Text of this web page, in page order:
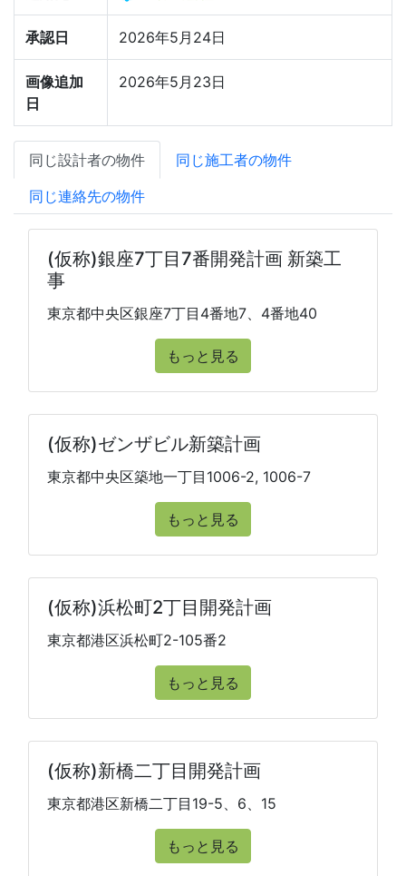
承認日 2026年5月24日
画像追加
日
2026年5月23日
同じ設計者の物件
同じ施工者の物件
同じ連絡先の物件
(仮称)銀座7丁目7番開発計画 新築工
事
東京都中央区銀座7丁目4番地7、4番地40
もっと見る
(仮称)ゼンザビル新築計画
東京都中央区築地一丁目1006-2, 1006-7
もっと見る
(仮称)浜松町2丁目開発計画
東京都港区浜松町2-105番2
もっと見る
(仮称)新橋二丁目開発計画
東京都港区新橋二丁目19-5、6、15
もっと見る